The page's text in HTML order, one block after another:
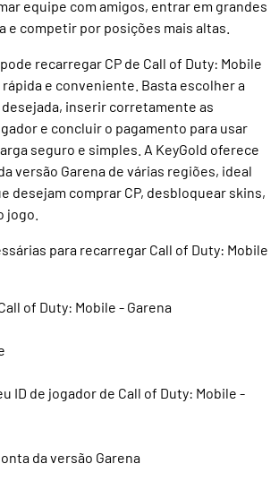
equipe com amigos, entrar em grandes
e competir por posições mais altas.
recarregar CP de Call of Duty: Mobile
rápida e conveniente. Basta escolher a
desejada, inserir corretamente as
e concluir o pagamento para usar
seguro e simples. A KeyGold oferece
versão Garena de várias regiões, ideal
desejam comprar CP, desbloquear skins,
jogo.
para recarregar Call of Duty: Mobile
of Duty: Mobile - Garena
ID de jogador de Call of Duty: Mobile -
da versão Garena